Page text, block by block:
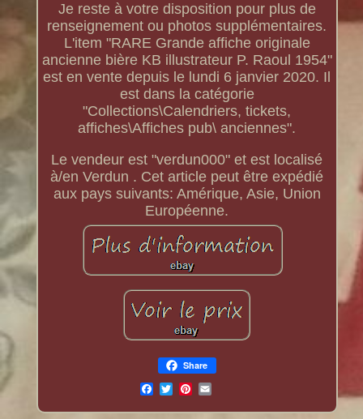
Je reste à votre disposition pour plus de
renseignement ou photos supplémentaires.
L'item "RARE Grande affiche originale
ancienne bière KB illustrateur P. Raoul 1954"
est en vente depuis le lundi 6 janvier 2020. Il
est dans la catégorie
"Collections\Calendriers, tickets,
affiches\Affiches pub\ anciennes".
Le vendeur est "verdun000" et est localisé
à/en Verdun . Cet article peut être expédié
aux pays suivants: Amérique, Asie, Union
Européenne.
Share